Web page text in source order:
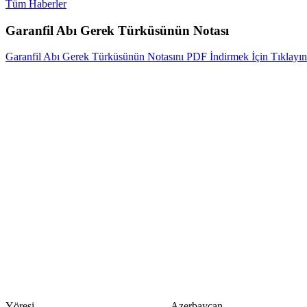
Tüm Haberler
Garanfil Abı Gerek Türküsünün Notası
Garanfil Abı Gerek Türküsünün Notasını PDF İndirmek İçin